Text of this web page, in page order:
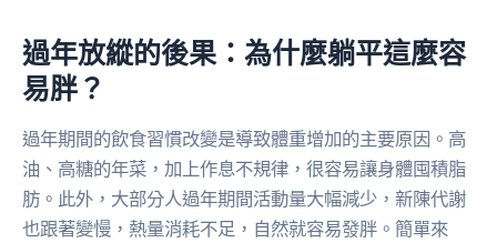
過年放縱的後果：為什麼躺平這麼容
易胖？
過年期間的飲食習慣改變是導致體重增加的主要原因。高
油、高糖的年菜，加上作息不規律，很容易讓身體囤積脂
肪。此外，大部分人過年期間活動量大幅減少，新陳代謝
也跟著變慢，熱量消耗不足，自然就容易發胖。簡單來